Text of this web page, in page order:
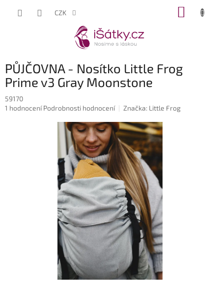
CZK
PŮJČOVNA - Nosítko Little Frog
Prime v3 Gray Moonstone
59170
Průměrné
1 hodnocení Podrobnosti hodnocení Značka: Little Frog